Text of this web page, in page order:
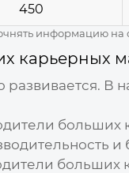
450
информацию
карьерных
развивается.
больших
больших